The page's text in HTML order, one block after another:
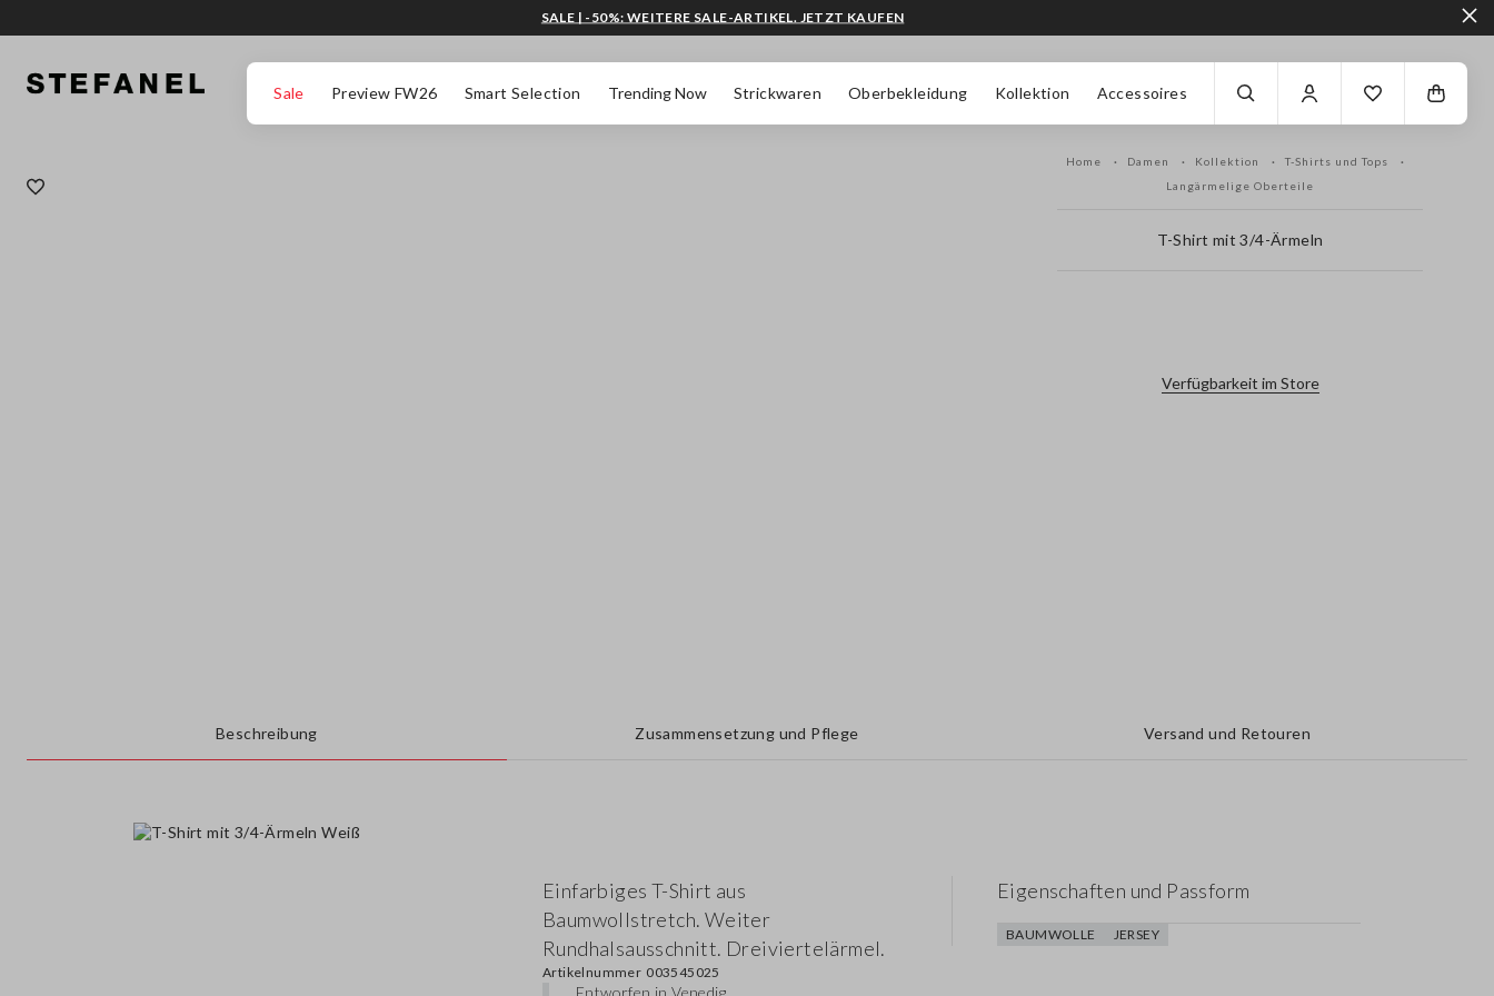
Sale Preview FW26 Smart Selection Trending Now Strickwaren Oberbekleidung Kollektion Accessoires
SALE | -50%: WEITERE SALE-ARTIKEL. JETZT KAUFEN
Home Damen Kollektion
T-Shirts und Tops
Langärmelige Oberteile
T-Shirt mit 3/4-Ärmeln
Verfügbarkeit im Store
Beschreibung Zusammensetzung und Pflege Versand und Retouren
Einfarbiges T-Shirt aus
Baumwollstretch. Weiter
Rundhalsausschnitt. Dreiviertelärmel.
Artikelnummer 003545025
Eigenschaften und Passform
BAUMWOLLE JERSEY